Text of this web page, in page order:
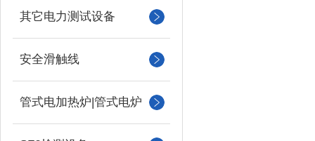
其它电力测试设备
安全滑触线
管式电加热炉|管式电炉